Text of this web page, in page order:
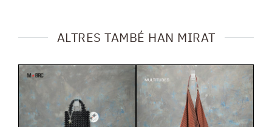
ALTRES TAMBÉ HAN MIRAT